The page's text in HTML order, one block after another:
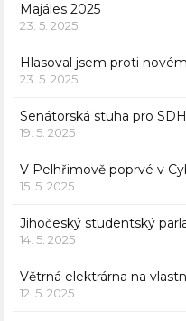
Majáles 2025
23. 5. 2025
Hlasoval jsem proti
23. 5. 2025
Senátorská stuha pro
19. 5. 2025
V Pelhřimově poprvé v
15. 5. 2025
Jihočeský studentský
14. 5. 2025
Větrná elektrárna na
12. 5. 2025